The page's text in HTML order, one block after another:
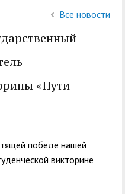
ГАГУ
о
обучающимся
Все новости
«Пути
победе нашей
викторине